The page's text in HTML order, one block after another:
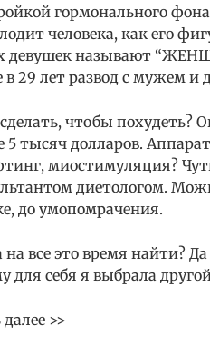
гормонального
человека, как его
девушек называют
в 29 лет развод с мужем и
чтобы похудеть?
5 тысяч долларов.
миостимуляция?
диетологом.
до умопомрачения.
на все это время найти?
для себя я выбрала
>>